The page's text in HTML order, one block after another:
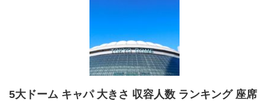
5大ドーム キャパ 大きさ 収容人数 ランキング 座席